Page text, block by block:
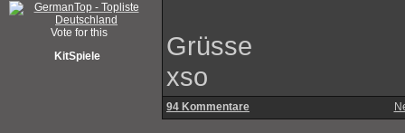
KitSpiele
Grüsse
xso
94 Kommentare